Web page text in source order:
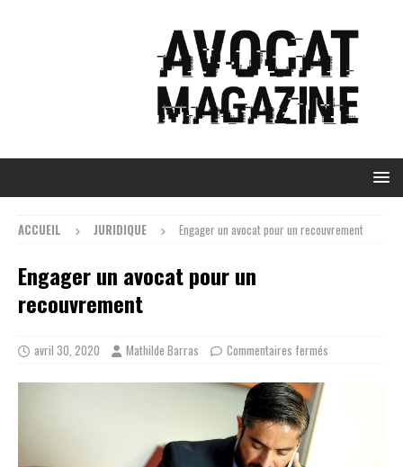
ACCUEIL JURIDIQUE Engager un avocat pour un recouvrement
Engager un avocat pour un
recouvrement
avril 30, 2020 Mathilde Barras Commentaires fermés